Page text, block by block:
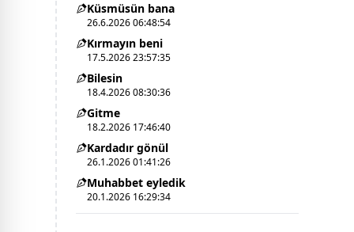
Küsmüsün bana
26.6.2026 06:48:54
Kırmayın beni
17.5.2026 23:57:35
Bilesin
18.4.2026 08:30:36
Gitme
18.2.2026 17:46:40
Kardadır gönül
26.1.2026 01:41:26
Muhabbet eyledik
20.1.2026 16:29:34